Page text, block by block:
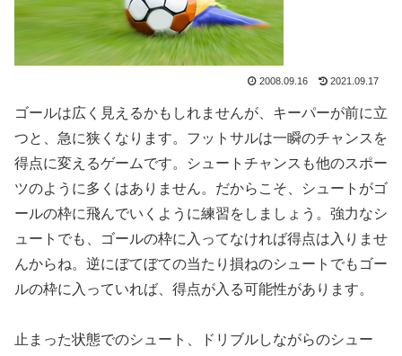
2008.09.16 2021.09.17
ゴールは広く見えるかもしれませんが、キーパーが前に立
つと、急に狭くなります。フットサルは一瞬のチャンスを
得点に変えるゲームです。シュートチャンスも他のスポー
ツのように多くはありません。だからこそ、シュートがゴ
ールの枠に飛んでいくように練習をしましょう。強力なシ
ュートでも、ゴールの枠に入ってなければ得点は入りませ
んからね。逆にぼてぼての当たり損ねのシュートでもゴー
ルの枠に入っていれば、得点が入る可能性があります。
止まった状態でのシュート、ドリブルしながらのシュー